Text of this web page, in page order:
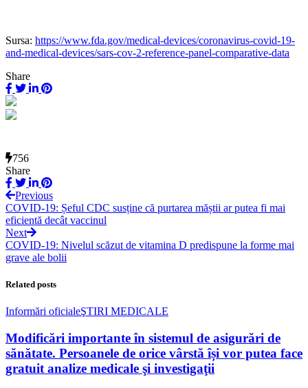
Sursa: https://www.fda.gov/medical-devices/coronavirus-covid-19-
and-medical-devices/sars-cov-2-reference-panel-comparative-data
Share
756
Share
Previous
COVID-19: Șeful CDC susține că purtarea măștii ar putea fi mai
eficientă decât vaccinul
Next
COVID-19: Nivelul scăzut de vitamina D predispune la forme mai
grave ale bolii
Related posts
Informări oficialeŞTIRI MEDICALE
Modificări importante în sistemul de asigurări de
sănătate. Persoanele de orice vârstă își vor putea face
gratuit analize medicale şi investigaţii